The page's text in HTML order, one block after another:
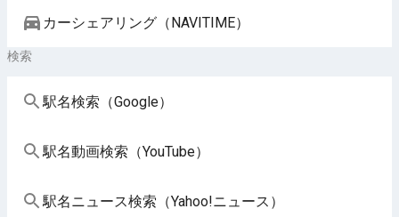
カーシェアリング（NAVITIME）
検索
駅名検索（Google）
駅名動画検索（YouTube）
駅名ニュース検索（Yahoo!ニュース）